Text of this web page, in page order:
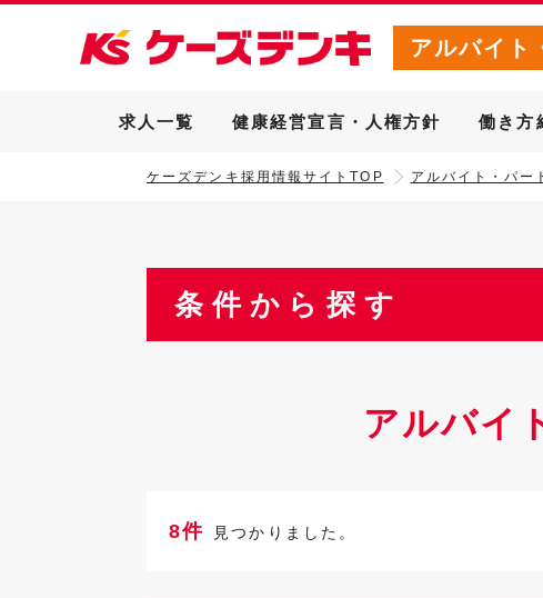
アルバイト
求人一覧 健康経営宣言・人権方針 働き方
ケーズデンキ採用情報サイトTOP アルバイト・パー
条件から探す
アルバイ
8件 見つかりました。